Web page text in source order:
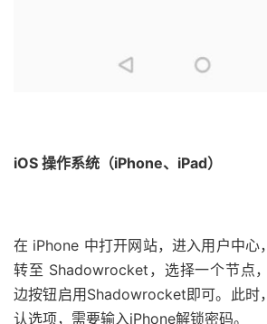
iOS 操作系统（iPhone、iPad）
在 iPhone 中打开网站，进入用户中心
转至 Shadowrocket，选择一个节点
边按钮启用Shadowrocket即可。此时
认选项，需要输入iPhone解锁密码。